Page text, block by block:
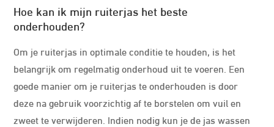
Hoe kan ik mijn ruiterjas het beste
onderhouden?
Om je ruiterjas in optimale conditie te houden, is het
belangrijk om regelmatig onderhoud uit te voeren. Een
goede manier om je ruiterjas te onderhouden is door
deze na gebruik voorzichtig af te borstelen om vuil en
zweet te verwijderen. Indien nodig kun je de jas wassen